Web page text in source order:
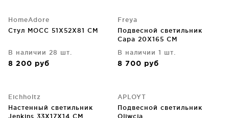
HomeAdore
Стул МОСС 51X52X81 CM
В наличии 28 шт.
8 200 руб
Freya
Подвесной светильник
Сара 20X165 CM
В наличии 1 шт.
8 700 руб
Eichholtz
Настенный светильник
Jenkins 33X17X14 CM
APLOYT
Подвесной светильник
Oliwcia